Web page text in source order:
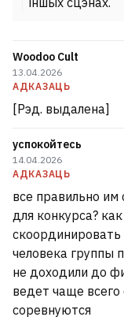
Woodoo Cult
13.04.2026
АДКАЗАЦЬ
[Рэд. выдалена]
успокойтесь
14.04.2026
АДКАЗАЦЬ
все правильно им
для конкурса?
человека группы
не доходили до
ведет чаще
соревнуются